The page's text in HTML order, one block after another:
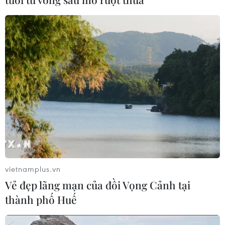
2026 cho công dân Pháp ngữ
06/08/2026 02:29
Đà Nẵng lần đầu đăng cai chung kết
Hoa hậu Di sản toàn cầu 2026
05/08/2026 11:01
Đà Nẵng chi gần 38 tỷ đồng trang trí
Tết Đinh Mùi 2027
05/08/2026 10:58
vietnamplus.vn
Vẻ đẹp lãng mạn của đồi Vọng Cảnh tại
thành phố Huế